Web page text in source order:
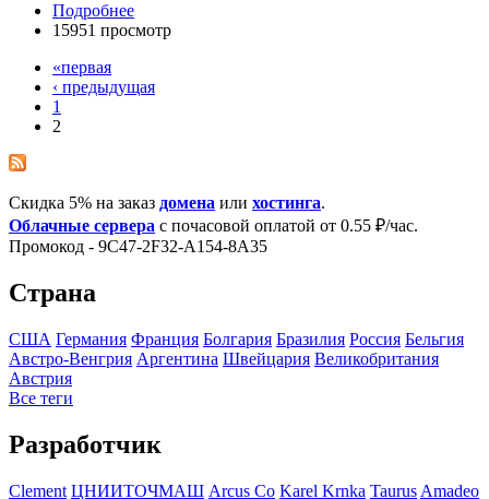
Подробнее
15951 просмотр
«первая
‹ предыдущая
1
2
Скидка 5% на заказ домена или хостинга.
Облачные сервера с почасовой оплатой от 0.55 ₽/час.
Промокод - 9C47-2F32-A154-8A35
Страна
США Германия Франция Болгария Бразилия Росcия Бельгия
Австро-Венгрия Аргентина Швейцария Великобритания
Австрия
Все теги
Разработчик
Clement ЦНИИТОЧМАШ Arcus Co Karel Krnka Taurus Amadeo